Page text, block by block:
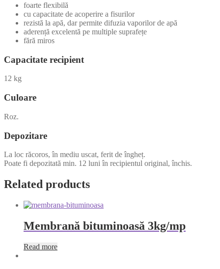
foarte flexibilă
cu capacitate de acoperire a fisurilor
rezistă la apă, dar permite difuzia vaporilor de apă
aderență excelentă pe multiple suprafețe
fără miros
Capacitate recipient
12 kg
Culoare
Roz.
Depozitare
La loc răcoros, în mediu uscat, ferit de îngheț.
Poate fi depozitată min. 12 luni în recipientul original, închis.
Related products
Membrană bituminoasă 3kg/mp
Read more